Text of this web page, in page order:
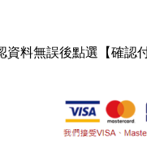
資料無誤後點選【確認